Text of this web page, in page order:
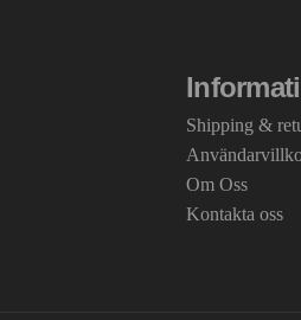
Shipping &
Om Oss
Kontakta oss